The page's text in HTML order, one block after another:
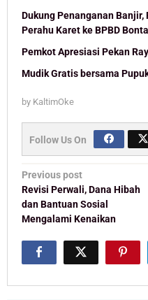
Dukung Penanganan
Perahu Karet ke BPBD
Pemkot Apresiasi Pekan
Mudik Gratis bersama
by KaltimOke
Follow Us On
Post
navigation
Previous post
Revisi Perwali, Dana Hibah
dan Bantuan Sosial
Mengalami Kenaikan